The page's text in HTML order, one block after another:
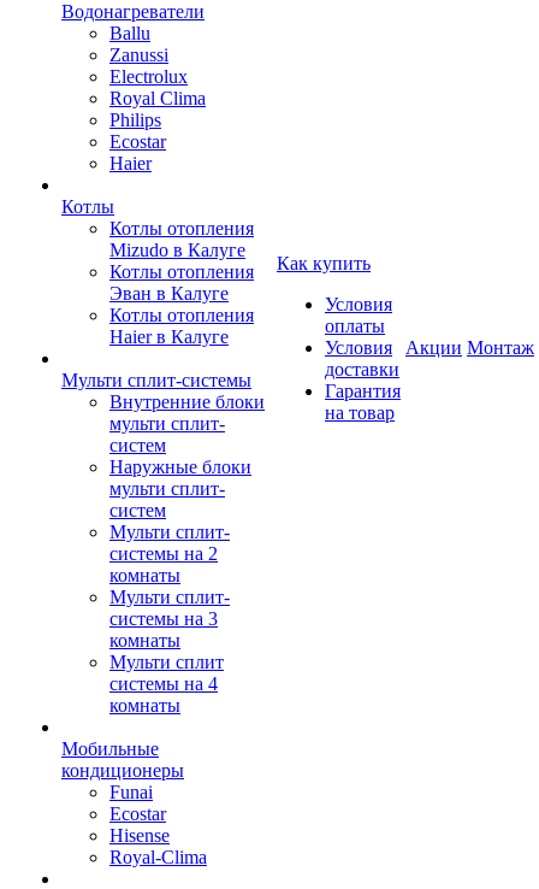
Водонагреватели
Ballu
Zanussi
Electrolux
Royal Clima
Philips
Ecostar
Haier
Котлы
Котлы отопления
Mizudo в Калуге
Котлы отопления
Эван в Калуге
Котлы отопления
Haier в Калуге
Мульти сплит-системы
Внутренние блоки
мульти сплит-
систем
Наружные блоки
мульти сплит-
систем
Мульти сплит-
системы на 2
комнаты
Мульти сплит-
системы на 3
комнаты
Мульти сплит
системы на 4
комнаты
Мобильные
кондиционеры
Funai
Ecostar
Hisense
Royal-Clima
Как купить
Условия
оплаты
Условия
доставки
Гарантия
на товар
Акции Монтаж